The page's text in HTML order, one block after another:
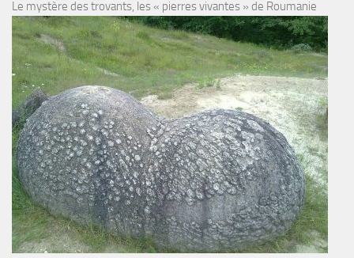
Le mystère des trovants, les « pierres vivantes » de Roumanie